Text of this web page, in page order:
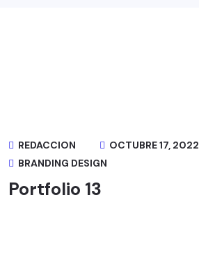
REDACCION
OCTUBRE 17, 2022
BRANDING DESIGN
Portfolio 13